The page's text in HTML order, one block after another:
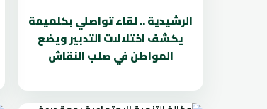
الرشيدية .. لقاء تواصلي بكلميمة
يكشف اختلالات التدبير ويضع
المواطن في صلب النقاش